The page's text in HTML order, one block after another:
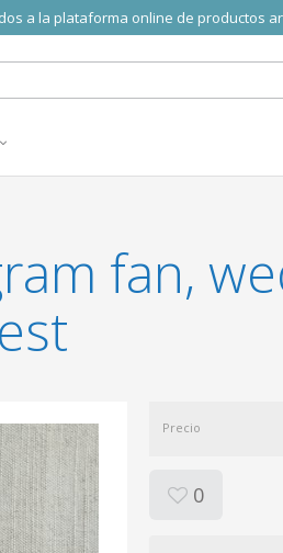
a la plataforma online de productos
fan,
Precio
0